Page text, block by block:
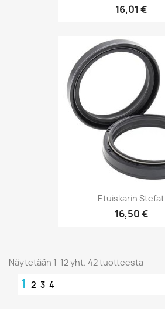
16,01 €
Etuiskarin Stefat
16,50 €
Näytetään 1-12 yht. 42 tuotteesta
1 2 3 4